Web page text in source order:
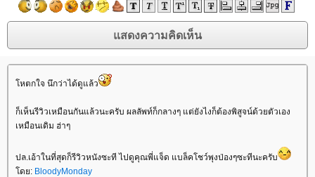
หตกใจ นึกว่าได้ดูแล้ว
ก็เห็นรีวิวเหมือนกันแล้วนะครับ ผลลัพท์ก็กลางๆ แต่ยังไงก็ต้องพิสูจน์ด้วยตัวเอง
เหมือนเดิม ฮ่าๆ
ปล.เอ้าในที่สุดก็รีวิวหนังซะที ไปดูคุณพี่แจ็ด แบล็คโชว์พุงป่องๆซะทีนะครับ
ดย: BloodyMonday